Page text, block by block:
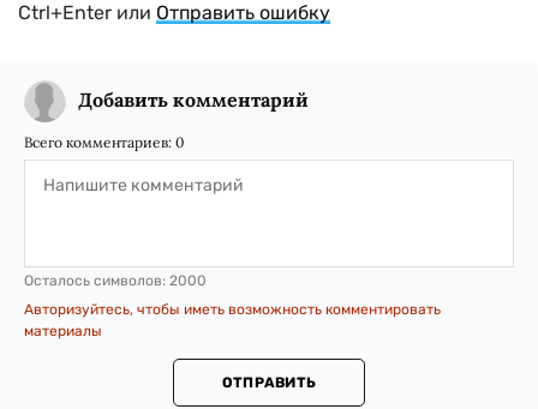
Ctrl+Enter или Отправить ошибку
Добавить комментарий
Всего комментариев: 0
Осталось символов: 2000
Авторизуйтесь, чтобы иметь возможность комментировать
материалы
ОТПРАВИТЬ